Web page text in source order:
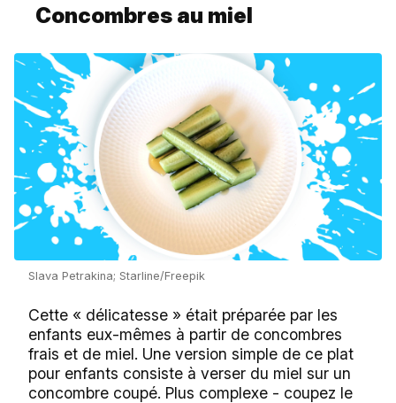
Concombres au miel
Slava Petrakina; Starline/Freepik
Cette « délicatesse » était préparée par les
enfants eux-mêmes à partir de concombres
frais et de miel. Une version simple de ce plat
pour enfants consiste à verser du miel sur un
concombre coupé. Plus complexe - coupez le